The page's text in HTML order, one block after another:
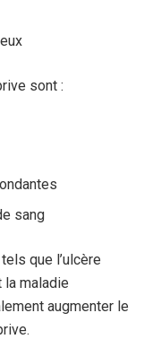
sont :
sang
que l’ulcère
maladie
augmenter le